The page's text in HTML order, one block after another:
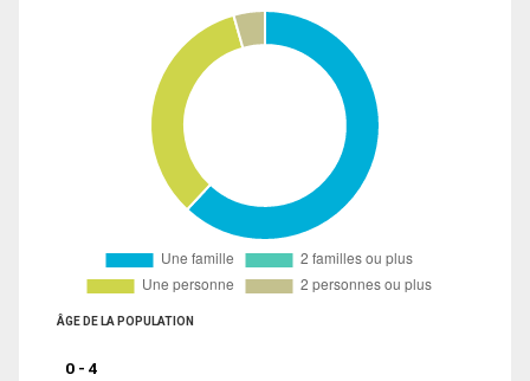
ÂGE DE LA POPULATION
0 - 4